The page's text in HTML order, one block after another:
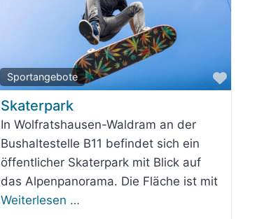
Sportangebote
Skaterpark
In Wolfratshausen-Waldram an der
Bushaltestelle B11 befindet sich ein
öffentlicher Skaterpark mit Blick auf
das Alpenpanorama. Die Fläche ist mit
Weiterlesen …